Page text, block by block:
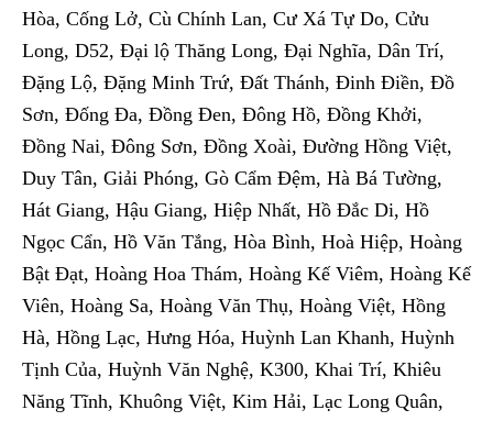
Hòa, Cống Lở, Cù Chính Lan, Cư Xá Tự Do, Cửu
Long, D52, Đại lộ Thăng Long, Đại Nghĩa, Dân Trí,
Đặng Lộ, Đặng Minh Trứ, Đất Thánh, Đinh Điền, Đồ
Sơn, Đống Đa, Đồng Đen, Đông Hồ, Đồng Khởi,
Đồng Nai, Đông Sơn, Đồng Xoài, Đường Hồng Việt,
Duy Tân, Giải Phóng, Gò Cẩm Đệm, Hà Bá Tường,
Hát Giang, Hậu Giang, Hiệp Nhất, Hồ Đắc Di, Hồ
Ngọc Cẩn, Hồ Văn Tắng, Hòa Bình, Hoà Hiệp, Hoàng
Bật Đạt, Hoàng Hoa Thám, Hoàng Kế Viêm, Hoàng Kế
Viên, Hoàng Sa, Hoàng Văn Thụ, Hoàng Việt, Hồng
Hà, Hồng Lạc, Hưng Hóa, Huỳnh Lan Khanh, Huỳnh
Tịnh Của, Huỳnh Văn Nghệ, K300, Khai Trí, Khiêu
Năng Tĩnh, Khuông Việt, Kim Hải, Lạc Long Quân,